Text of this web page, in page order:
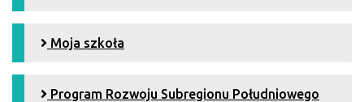
Moja szkoła
Program Rozwoju Subregionu Południowego